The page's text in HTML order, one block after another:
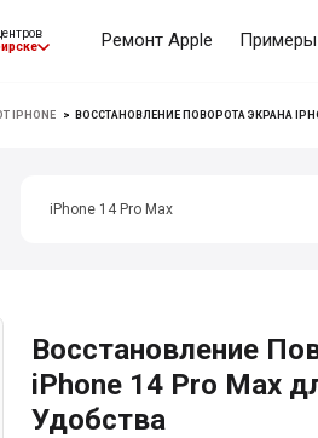
Ремонт Apple
IPHONE > ВОССТАНОВЛЕНИЕ ПОВОРОТА ЭКРАНА
iPhone 14 Pro Max
Восстановление
iPhone 14 Pro Max
Удобства